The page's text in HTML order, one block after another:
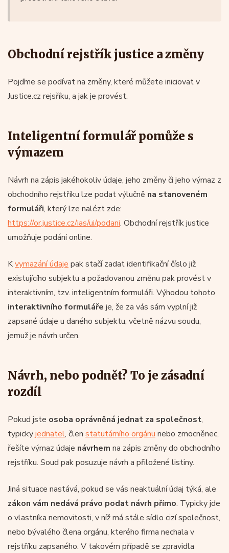
Obchodní rejstřík justice a změny
Pojďme se podívat na změny, které můžete iniciovat v
Justice.cz rejsříku, a jak je provést.
Inteligentní formulář pomůže s
výmazem
Návrh na zápis jakéhokoliv údaje, jeho změny či jeho výmaz z
obchodního rejstříku lze podat výlučně na stanoveném
formuláři, který lze nalézt zde:
https://or.justice.cz/ias/ui/podani. Obchodní rejstřík justice
umožňuje podání online.
Kvymazání údaje pak stačí zadat identifikační číslo již
existujícího subjektu a požadovanou změnu pak provést v
interaktivním, tzv. inteligentním formuláři. Výhodou tohoto
interaktivního formuláře je, že za vás sám vyplní již
zapsané údaje u daného subjektu, včetně názvu soudu,
jemuž je návrh určen.
Návrh, nebo podnět? To je zásadní
rozdíl
Pokud jste osoba oprávněná jednat za společnost,
typickyjednatel, člen statutárního orgánu nebo zmocněnec,
řešíte výmaz údaje návrhem na zápis změny do obchodního
rejstříku. Soud pak posuzuje návrh a přiložené listiny.
Jiná situace nastává, pokud se vás neaktuální údaj týká, ale
zákon vám nedává právo podat návrh přímo. Typicky jde
o vlastníka nemovitosti, v níž má stále sídlo cizí společnost,
nebo bývalého člena orgánu, kterého firma nechala v
rejstříku zapsaného. V takovém případě se zpravidla